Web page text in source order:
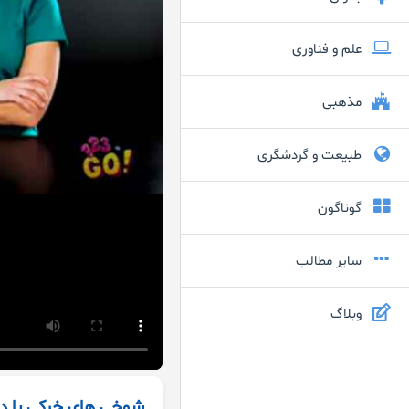
علم و فناوری
مذهبی
طبیعت و گردشگری
گوناگون
سایر مطالب
وبلاگ